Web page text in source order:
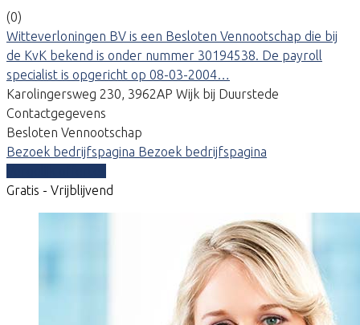
(0)
Witteverloningen BV is een Besloten Vennootschap die bij
de KvK bekend is onder nummer 30194538. De payroll
specialist is opgericht op 08-03-2004…
Karolingersweg 230, 3962AP Wijk bij Duurstede
Contactgegevens
Besloten Vennootschap
Bezoek bedrijfspagina Bezoek bedrijfspagina
Gratis - Vrijblijvend